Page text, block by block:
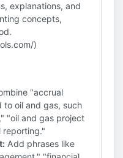
explanations, and
concepts,
)
"accrual
to oil and gas, such
"oil and gas project
reporting."
Add phrases like